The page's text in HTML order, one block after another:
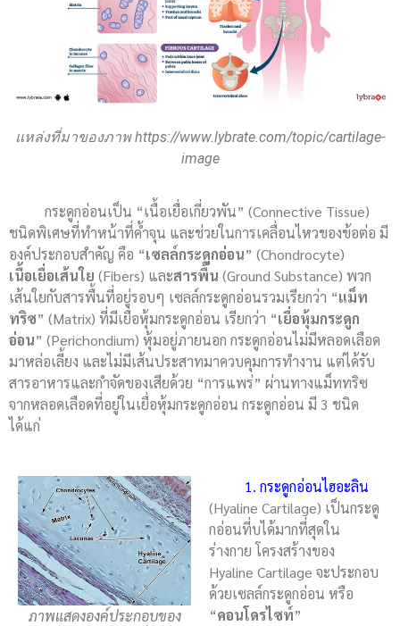
แหล่งที่มาของภาพ https://www.lybrate.com/topic/cartilage-
image
กระดูกอ่อนเป็น “เนื้อเยื่อเกี่ยวพัน” (Connective Tissue)
ชนิดพิเศษที่ทำหน้าที่ค้ำจุน และช่วยในการเคลื่อนไหวของข้อต่อ มี
องค์ประกอบสำคัญ คือ “เซลล์กระดูกอ่อน” (Chondrocyte)
เนื้อเยื่อเส้นใย (Fibers) และสารพื้น (Ground Substance) พวก
เส้นใยกับสารพื้นที่อยู่รอบๆ เซลล์กระดูกอ่อนรวมเรียกว่า “แม็ท
ทริซ” (Matrix) ที่มีเยื่อหุ้มกระดูกอ่อน เรียกว่า “เยื่อหุ้มกระดูก
อ่อน” (Perichondium) หุ้มอยู่ภายนอก กระดูกอ่อนไม่มีหลอดเลือด
มาหล่อเลี้ยง และไม่มีเส้นประสาทมาควบคุมการทำงาน แต่ได้รับ
สารอาหารและกำจัดของเสียด้วย “การแพร่” ผ่านทางแม็ททริซ
จากหลอดเลือดที่อยู่ในเยื่อหุ้มกระดูกอ่อน กระดูกอ่อน มี 3 ชนิด
ได้แก่
ภาพแสดงองค์ประกอบของ
1. กระดูกอ่อนไฮอะลิน
(Hyaline Cartilage) เป็นกระดู
กอ่อนที่บได้มากที่สุดใน
ร่างกาย โครงสร้างของ
Hyaline Cartilage จะประกอบ
ด้วยเซลล์กระดูกอ่อน หรือ
“คอนโดรไซท์”